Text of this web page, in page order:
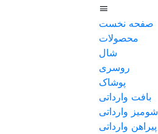
صفحه نخست
محصولات
شال
روسری
پوشاک
بافت وارداتی
شومیز وارداتی
پیراهن وارداتی